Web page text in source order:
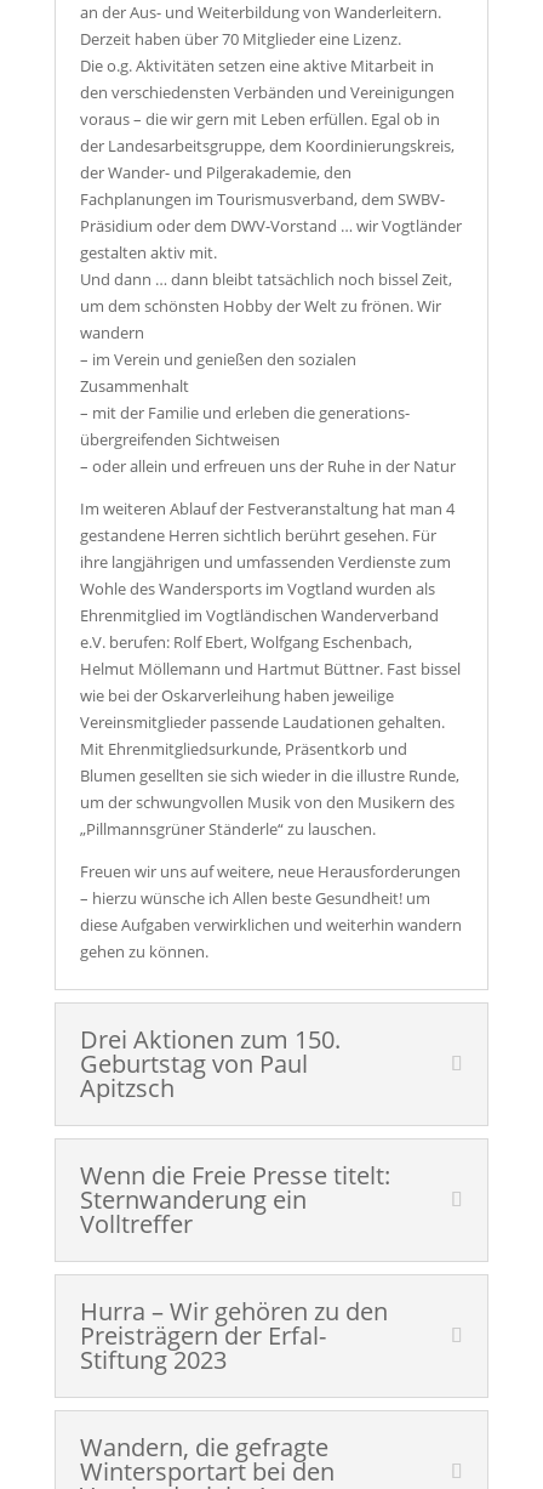
an der Aus- und Weiterbildung von Wanderleitern.
Derzeit haben über 70 Mitglieder eine Lizenz.
Die o.g. Aktivitäten setzen eine aktive Mitarbeit in
den verschiedensten Verbänden und Vereinigungen
voraus – die wir gern mit Leben erfüllen. Egal ob in
der Landesarbeitsgruppe, dem Koordinierungskreis,
der Wander- und Pilgerakademie, den
Fachplanungen im Tourismusverband, dem SWBV-
Präsidium oder dem DWV-Vorstand … wir Vogtländer
gestalten aktiv mit.
Und dann … dann bleibt tatsächlich noch bissel Zeit,
um dem schönsten Hobby der Welt zu frönen. Wir
wandern
– im Verein und genießen den sozialen
Zusammenhalt
– mit der Familie und erleben die generations-
übergreifenden Sichtweisen
– oder allein und erfreuen uns der Ruhe in der Natur
Im weiteren Ablauf der Festveranstaltung hat man 4
gestandene Herren sichtlich berührt gesehen. Für
ihre langjährigen und umfassenden Verdienste zum
Wohle des Wandersports im Vogtland wurden als
Ehrenmitglied im Vogtländischen Wanderverband
e.V. berufen: Rolf Ebert, Wolfgang Eschenbach,
Helmut Möllemann und Hartmut Büttner. Fast bissel
wie bei der Oskarverleihung haben jeweilige
Vereinsmitglieder passende Laudationen gehalten.
Mit Ehrenmitgliedsurkunde, Präsentkorb und
Blumen gesellten sie sich wieder in die illustre Runde,
um der schwungvollen Musik von den Musikern des
„Pillmannsgrüner Ständerle“ zu lauschen.
Freuen wir uns auf weitere, neue Herausforderungen
– hierzu wünsche ich Allen beste Gesundheit! um
diese Aufgaben verwirklichen und weiterhin wandern
gehen zu können.
Drei Aktionen zum 150.
Geburtstag von Paul
Apitzsch
Wenn die Freie Presse titelt:
Sternwanderung ein
Volltreffer
Hurra – Wir gehören zu den
Preisträgern der Erfal-
Stiftung 2023
Wandern, die gefragte
Wintersportart bei den